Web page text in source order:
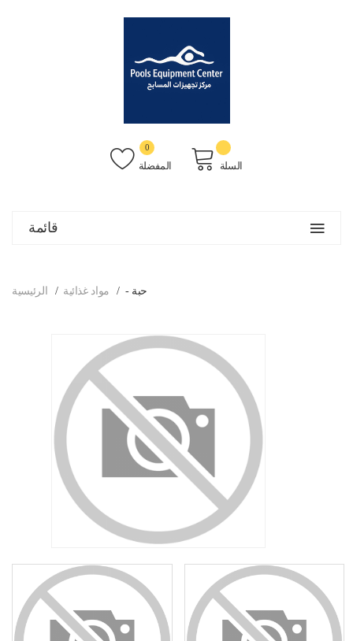
المفضلة
0
السلة
قائمة
الرئيسية مواد غذائية - حبة